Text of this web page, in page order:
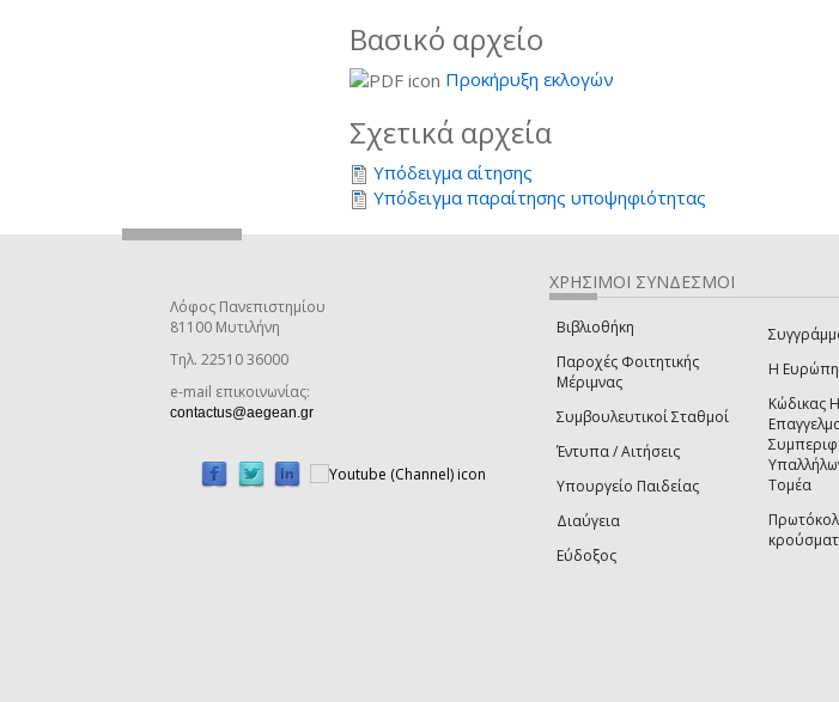
Βασικό αρχείο
Προκήρυξη εκλογών
Σχετικά αρχεία
Υπόδειγμα αίτησης
Υπόδειγμα παραίτησης υποψηφιότητας
Λόφος Πανεπιστημίου
81100 Μυτιλήνη
Τηλ. 22510 36000
e-mail επικοινωνίας:
contactus@aegean.gr
ΧΡΗΣΙΜΟΙ ΣΥΝΔΕΣΜΟΙ
Βιβλιοθήκη
Παροχές Φοιτητικής
Μέριμνας
Συμβουλευτικοί Σταθμοί
Έντυπα / Αιτήσεις
Υπουργείο Παιδείας
Διαύγεια
Εύδοξος
Η
Κώδικας
Τομέα